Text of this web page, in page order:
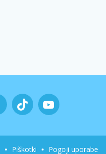
Piškotki Pogoji uporabe